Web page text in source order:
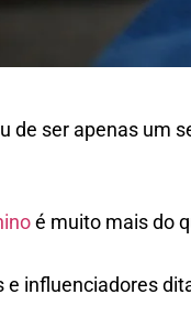
de ser apenas um
é muito mais do
e influenciadores